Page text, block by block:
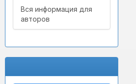
Вся информация для
авторов